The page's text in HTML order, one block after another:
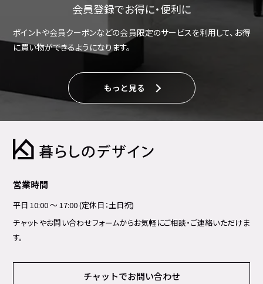
会員登録でお得に・便利に
ポイントや会員クーポンなどの会員限定のサービスを利用して、お得
に買い物ができるようになります。
もっと見る
営業時間
平日 10:00 ～ 17:00 (定休日：土日祝)
チャットやお問い合わせフォームからお気軽にご相談・ご連絡いただけま
す。
チャットでお問い合わせ